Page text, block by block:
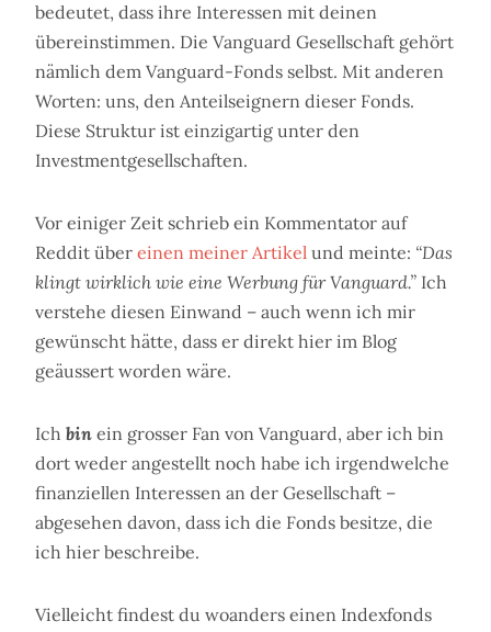
bedeutet, dass ihre Interessen mit deinen
übereinstimmen. Die Vanguard Gesellschaft gehört
nämlich dem Vanguard-Fonds selbst. Mit anderen
Worten: uns, den Anteilseignern dieser Fonds.
Diese Struktur ist einzigartig unter den
Investmentgesellschaften.
Vor einiger Zeit schrieb ein Kommentator auf
Reddit über einen meiner Artikel und meinte: “Das
klingt wirklich wie eine Werbung für Vanguard.” Ich
verstehe diesen Einwand – auch wenn ich mir
gewünscht hätte, dass er direkt hier im Blog
geäussert worden wäre.
Ich bin ein grosser Fan von Vanguard, aber ich bin
dort weder angestellt noch habe ich irgendwelche
finanziellen Interessen an der Gesellschaft –
abgesehen davon, dass ich die Fonds besitze, die
ich hier beschreibe.
Vielleicht findest du woanders einen Indexfonds